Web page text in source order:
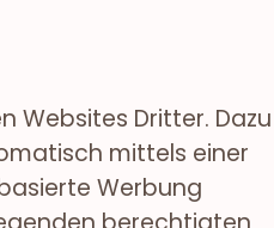
Websites Dritter. Dazu
mittels einer
Werbung